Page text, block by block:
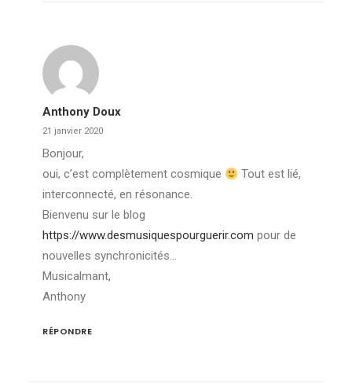
Anthony Doux
21 janvier 2020
Bonjour,
oui, c’est complètement cosmique
Tout est lié,
interconnecté, en résonance.
Bienvenu sur le blog
https://www.desmusiquespourguerir.com pour de
nouvelles synchronicités…
Musicalmant,
Anthony
RÉPONDRE